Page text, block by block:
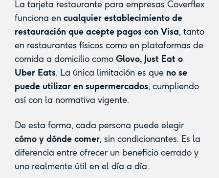
La tarjeta restaurante para empresas Coverflex
funciona en cualquier establecimiento de
restauración que acepte pagos con Visa, tanto
en restaurantes físicos como en plataformas de
comida a domicilio como Glovo, Just Eat o
Uber Eats. La única limitación es que no se
puede utilizar en supermercados, cumpliendo
así con la normativa vigente.
De esta forma, cada persona puede elegir
cómo y dónde comer, sin condicionantes. Es la
diferencia entre ofrecer un beneficio cerrado y
uno realmente útil en el día a día.